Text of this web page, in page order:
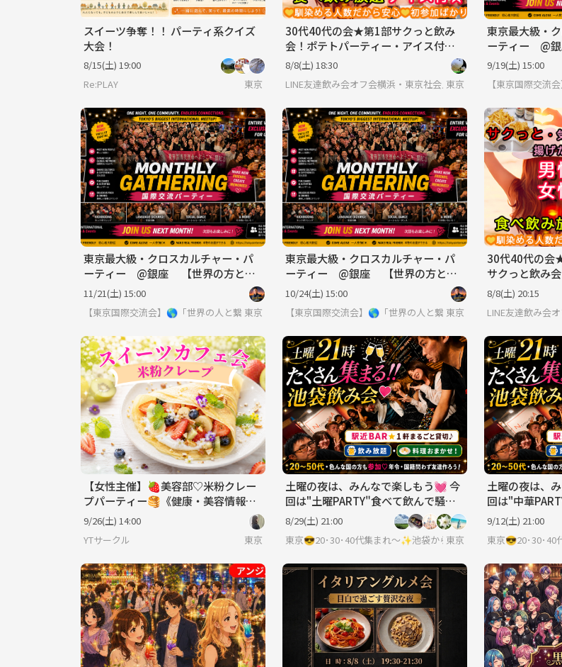
スイーツ争奪！！ パーティ系クイズ
大会！
8/15(土) 19:00
Re:PLAY
東京
30代40代の会★第1部サクっと飲み
会！ポテトパーティー・アイス付！
食べ飲み放題社会人中心
8/8(土) 18:30
LINE友達飲み会オフ会横浜・東京社会人サークル
東京
東京最大級・
ーティー @
会える場】※英
9/19(土) 15:00
【東京国際交
東京最大級・クロスカルチャー・パ
ーティー @銀座 【世界の方と出
会える場】※英語喋れなくてもOK
11/21(土) 15:00
【東京国際交流会】🌎「世界の人と繋りたい」違う世界見てみたい方は必見 ※英語喋れなくてもご参加いただけ
東京
東京最大級・クロスカルチャー・パ
ーティー @銀座 【世界の方と出
会える場】※英語喋れなくてもOK
10/24(土) 15:00
【東京国際交流会】🌎「世界の人と繋りたい」違う世界見てみ
東京
30代40代の会
サクっと飲み
ー・アイス付
人中心
8/8(土) 20:15
LINE友達飲み会
【女性主催】🍓美容部♡米粉クレー
プパーティー🥞《健康・美容情報交
換スイーツ会》
9/26(土) 14:00
YTサークル
東京
土曜の夜は、みんなで楽しもう💓 今
回は"土曜PARTY"食べて飲んで騒い
で楽しもう 💓 飲み放＋楽しみ放題
8/29(土) 21:00
東京
土曜の夜は、
回は"中華
で楽しもう 💓
9/12(土) 21:00